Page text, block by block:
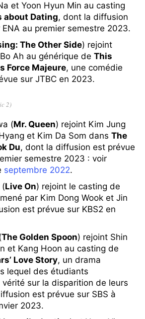
et Yoon Hyun Min au casting
about Dating, dont la diffusion
au premier semestre 2023.
The Other Side) rejoint
Ah au générique de This
Force Majeure, une comédie
sur JTBC en 2023.
2)
(Mr. Queen) rejoint Kim Jung
et Kim Da Som dans The
Du, dont la diffusion est prévue
semestre 2023 : voir
septembre 2022.
(Live On) rejoint le casting de
par Kim Dong Wook et Jin
est prévue sur KBS2 en
The Golden Spoon) rejoint Shin
et Kang Hoon au casting de
Love Story, un drama
lequel des étudiants
sur la disparition de leurs
est prévue sur SBS à
2023.